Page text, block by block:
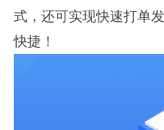
式，还可实现快速打单
快捷！